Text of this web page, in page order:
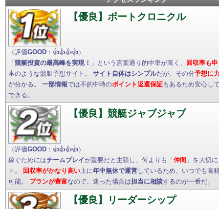
【優良】ボートクロニクル
（評価GOOD ：👍👍👍👍）
「競艇投資の最高峰を実現！ 」という言葉通り的中率が高く、
回収率も
本のような競艇予想サイト。サイト自体はシンプルだが、その分予想に
が分かる。一部情報では不的中時のポイント返還保証もあるため安心し
できる。
【優良】競艇ジャブジャブ
（評価GOOD ：👍👍👍👍）
稼ぐためにはチームプレイ が重要だと主張し、何よりも「仲間 」を大切
ト。 回収率がかなり高い 上に年中無休で運営しているため、いつでも高
可能。 プランが豊富なので、迷った場合は担当に相談するのが一番だ。
【優良】リーダーシップ